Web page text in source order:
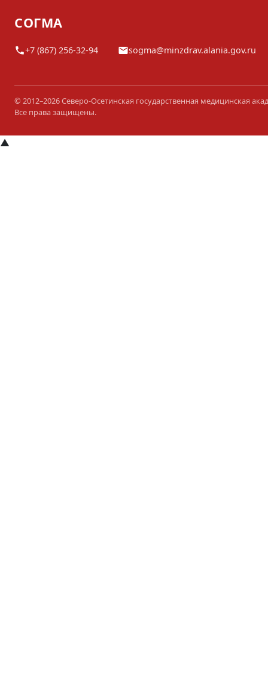
СОГМА
+7 (867) 256-32-94 sogma@minzdrav.alania.gov.ru
© 2012–2026 Северо-Осетинская государственная медицинская
Все права защищены.
▲